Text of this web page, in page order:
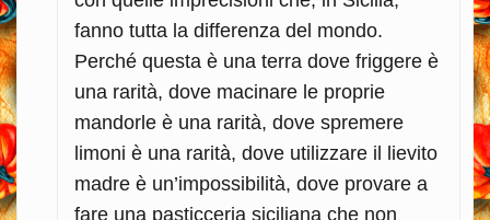
fanno tutta la differenza del mondo.
Perché questa è una terra dove friggere è
una rarità, dove macinare le proprie
mandorle è una rarità, dove spremere
limoni è una rarità, dove utilizzare il lievito
madre è un’impossibilità, dove provare a
fare una pasticceria siciliana che non